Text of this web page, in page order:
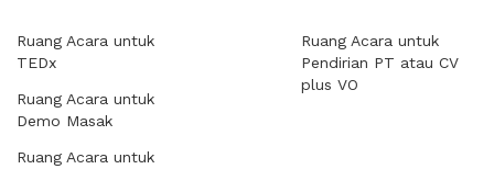
Ruang Acara untuk
TEDx
Ruang Acara untuk
Demo Masak
Ruang Acara untuk
Ruang Acara untuk
Pendirian PT atau CV
plus VO